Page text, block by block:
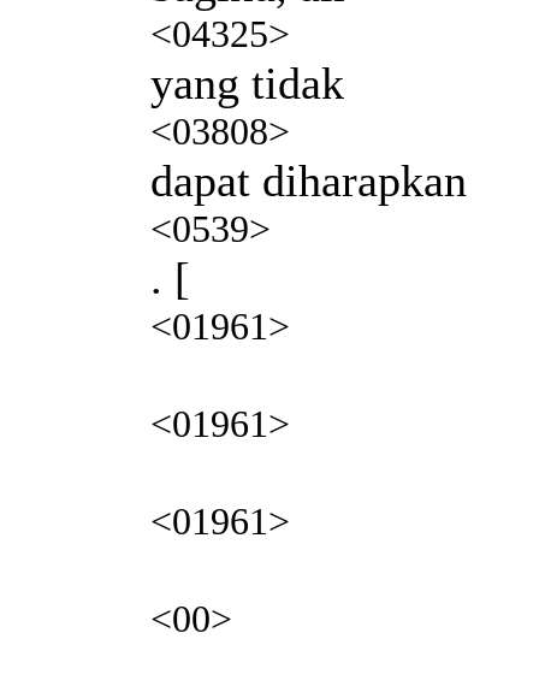
<04325>
yang tidak
<03808>
dapat diharapkan
<0539>
. [
<01961>
<01961>
<01961>
<00>